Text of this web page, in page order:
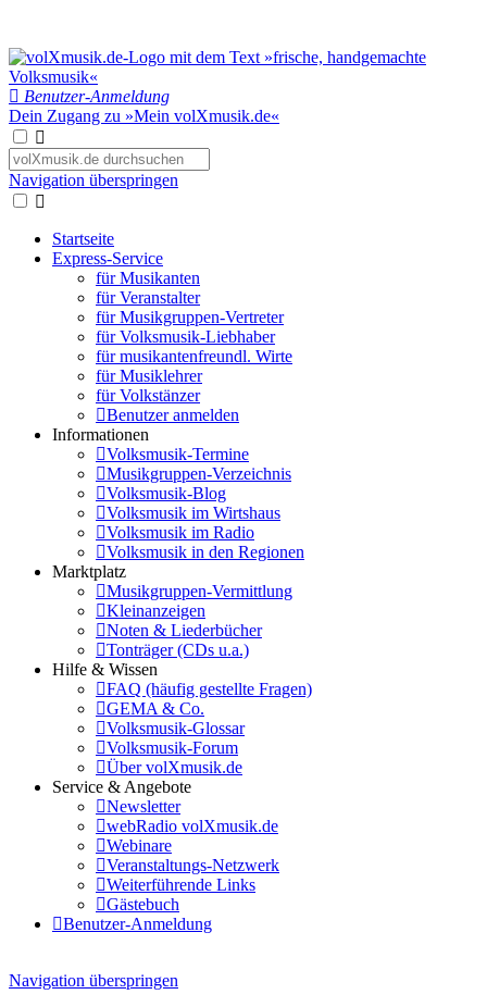
Benutzer-Anmeldung
Dein Zugang zu »Mein volXmusik.de«
Navigation überspringen
Startseite
Express-Service
für Musikanten
für Veranstalter
für Musikgruppen-Vertreter
für Volksmusik-Liebhaber
für musikantenfreundl. Wirte
für Musiklehrer
für Volkstänzer
Benutzer anmelden
Informationen
Volksmusik-Termine
Musikgruppen-Verzeichnis
Volksmusik-Blog
Volksmusik im Wirtshaus
Volksmusik im Radio
Volksmusik in den Regionen
Marktplatz
Musikgruppen-Vermittlung
Kleinanzeigen
Noten & Liederbücher
Tonträger (CDs u.a.)
Hilfe & Wissen
FAQ (häufig gestellte Fragen)
GEMA & Co.
Volksmusik-Glossar
Volksmusik-Forum
Über volXmusik.de
Service & Angebote
Newsletter
webRadio volXmusik.de
Webinare
Veranstaltungs-Netzwerk
Weiterführende Links
Gästebuch
Benutzer-Anmeldung
Navigation überspringen